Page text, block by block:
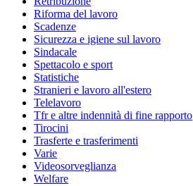
Riforma del lavoro
Scadenze
Sicurezza e igiene sul lavoro
Sindacale
Spettacolo e sport
Statistiche
Stranieri e lavoro all'estero
Telelavoro
Tfr e altre indennità di fine rapporto
Tirocini
Trasferte e trasferimenti
Varie
Videosorveglianza
Welfare